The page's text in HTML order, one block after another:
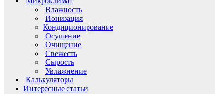
Влажность
Ионизация
Кондиционирование
Осушение
Очищение
Свежесть
Сырость
Увлажнение
Калькуляторы
Интересные статьи